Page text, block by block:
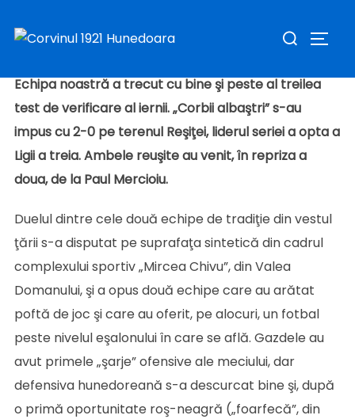
după:
Echipa noastră a trecut cu bine şi peste al treilea
test de verificare al iernii. „Corbii albaştri” s-au
impus cu 2-0 pe terenul Reşiţei, liderul seriei a opta a
Ligii a treia. Ambele reuşite au venit, în repriza a
doua, de la Paul Mercioiu.
Duelul dintre cele două echipe de tradiţie din vestul
ţării s-a disputat pe suprafaţa sintetică din cadrul
complexului sportiv „Mircea Chivu”, din Valea
Domanului, şi a opus două echipe care au arătat
poftă de joc şi care au oferit, pe alocuri, un fotbal
peste nivelul eşalonului în care se află. Gazdele au
avut primele „şarje” ofensive ale meciului, dar
defensiva hunedoreană s-a descurcat bine şi, după
o primă oportunitate roş-neagră („foarfecă”, din